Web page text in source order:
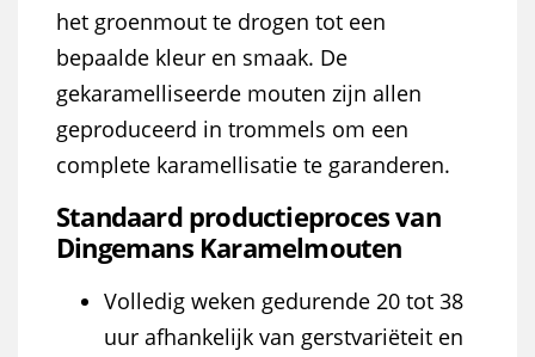
het groenmout te drogen tot een
bepaalde kleur en smaak. De
gekaramelliseerde mouten zijn allen
geproduceerd in trommels om een
complete karamellisatie te garanderen.
Standaard productieproces van
Dingemans Karamelmouten
Volledig weken gedurende 20 tot 38
uur afhankelijk van gerstvariëteit en